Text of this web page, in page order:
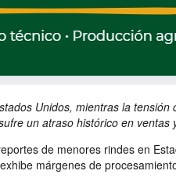
Unidos, mientras la
un atraso histórico en
de menores rindes en
márgenes de